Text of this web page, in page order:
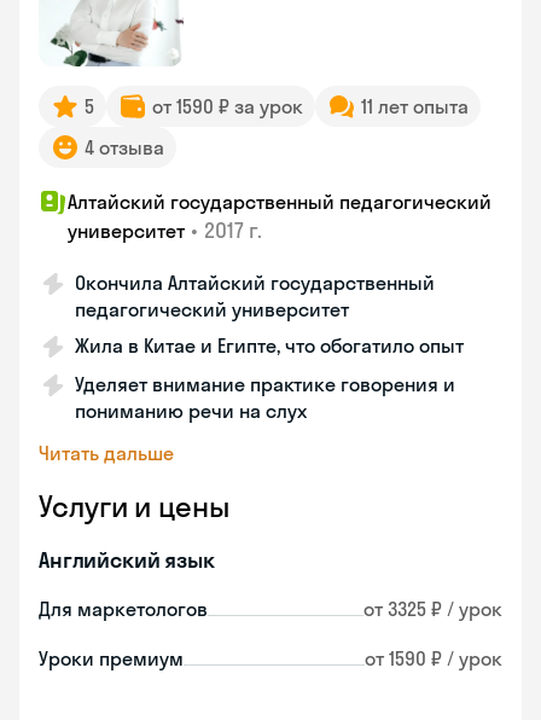
5 от 1590 ₽ за урок
11 лет опыта
4 отзыва
Алтайский государственный педагогический
университет • 2017 г.
Окончила Алтайский государственный
педагогический университет
Жила в Китае и Египте, что обогатило опыт
Уделяет внимание практике говорения и
пониманию речи на слух
Читать дальше
Услуги и цены
Английский язык
Для маркетологов от 3325 ₽ / урок
Уроки премиум от 1590 ₽ / урок